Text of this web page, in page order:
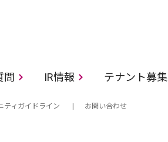
問 IR情報 テナント募集
ティガイドライン お問い合わせ